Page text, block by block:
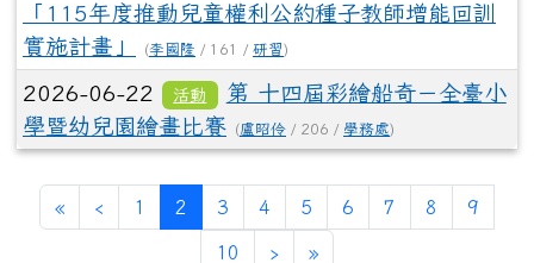
「115年度推動兒童權利公約種子教師增能回訓
實施計畫」
(李國隆 / 161 / 研習)
2026-06-22 活動
第 十四屆彩繪船奇－全臺小
學暨幼兒園繪畫比賽
(盧昭伶 / 206 / 學務處)
«第一頁
‹ 上一頁
1 2 (目前頁次)
3 4 5 6 7 8 9
10 ›下一頁
»最後頁